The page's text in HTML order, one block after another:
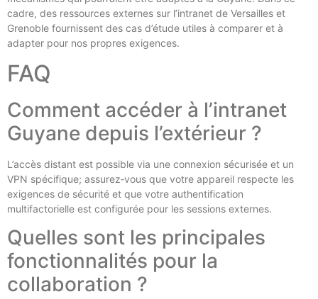
cadre, des ressources externes sur l’intranet de Versailles et
Grenoble fournissent des cas d’étude utiles à comparer et à
adapter pour nos propres exigences.
FAQ
Comment accéder à l’intranet
Guyane depuis l’extérieur ?
L’accès distant est possible via une connexion sécurisée et un
VPN spécifique; assurez‑vous que votre appareil respecte les
exigences de sécurité et que votre authentification
multifactorielle est configurée pour les sessions externes.
Quelles sont les principales
fonctionnalités pour la
collaboration ?